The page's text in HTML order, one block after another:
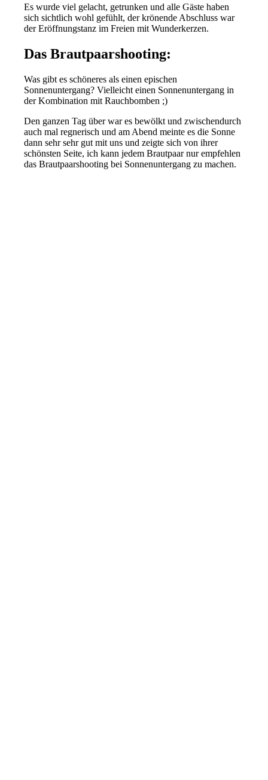
Es wurde viel gelacht, getrunken und alle Gäste haben
sich sichtlich wohl gefühlt, der krönende Abschluss war
der Eröffnungstanz im Freien mit Wunderkerzen.
Das Brautpaarshooting:
Was gibt es schöneres als einen epischen
Sonnenuntergang? Vielleicht einen Sonnenuntergang in
der Kombination mit Rauchbomben ;)
Den ganzen Tag über war es bewölkt und zwischendurch
auch mal regnerisch und am Abend meinte es die Sonne
dann sehr sehr gut mit uns und zeigte sich von ihrer
schönsten Seite, ich kann jedem Brautpaar nur empfehlen
das Brautpaarshooting bei Sonnenuntergang zu machen.